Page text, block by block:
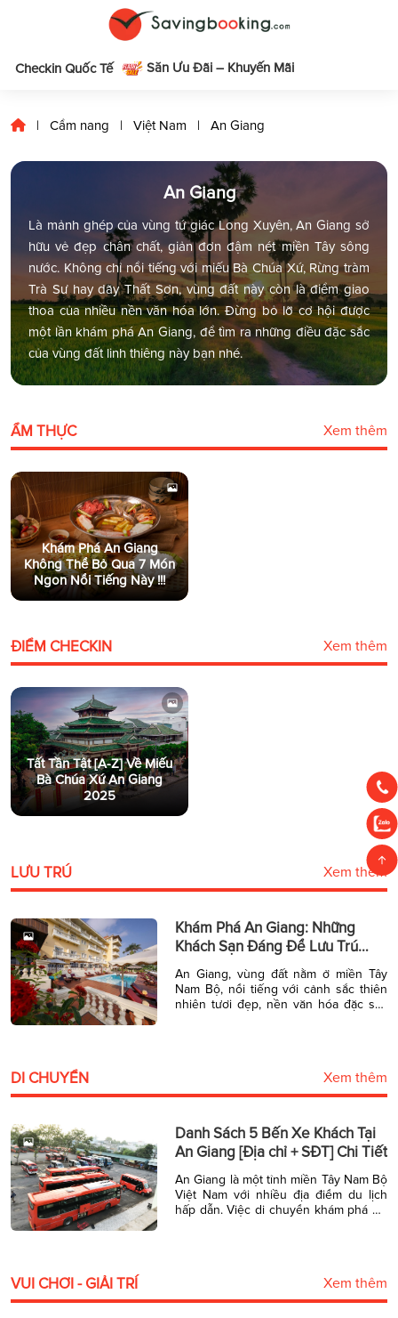
Checkin Quốc Tế Săn Ưu Đãi – Khuyến Mãi
| Cẩm nang | Việt Nam | An Giang
An Giang
Là mảnh ghép của vùng tứ giác Long Xuyên, An Giang sở
hữu vẻ đẹp chân chất, giản đơn đậm nét miền Tây sông
nước. Không chỉ nổi tiếng với miếu Bà Chúa Xứ, Rừng tràm
Trà Sư hay dãy Thất Sơn, vùng đất này còn là điểm giao
thoa của nhiều nền văn hóa lớn. Đừng bỏ lỡ cơ hội được
một lần khám phá An Giang, để tìm ra những điều đặc sắc
của vùng đất linh thiêng này bạn nhé.
ẨM THỰC Xem thêm
Khám Phá An Giang
Không Thể Bỏ Qua 7 Món
Ngon Nổi Tiếng Này !!!
ĐIỂM CHECKIN Xem thêm
Tất Tần Tật [A-Z] Về Miếu
Bà Chúa Xứ An Giang
2025
LƯU TRÚ Xem thêm
Khám Phá An Giang: Những
Khách Sạn Đáng Để Lưu Trú
Trong Chuyến Du Lịch Của Bạn
An Giang, vùng đất nằm ở miền Tây
Nam Bộ, nổi tiếng với cảnh sắc thiên
nhiên tươi đẹp, nền văn hóa đặc sắc
DI CHUYỂN Xem thêm
Danh Sách 5 Bến Xe Khách Tại
An Giang [Địa chỉ + SĐT] Chi Tiết
An Giang là một tỉnh miền Tây Nam Bộ
Việt Nam với nhiều địa điểm du lịch
hấp dẫn. Việc di chuyển khám phá An
VUI CHƠI - GIẢI TRÍ Xem thêm